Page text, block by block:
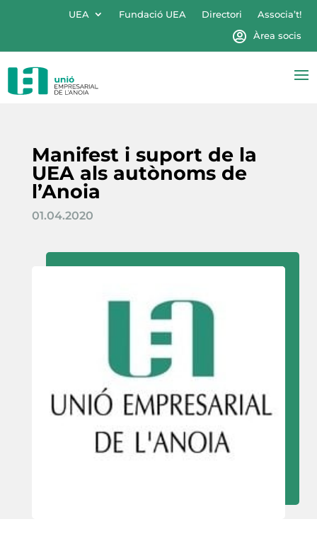
UEA Fundació UEA Directori
Associa’t!
Àrea socis
Manifest i suport de la
UEA als autònoms de
l’Anoia
01.04.2020